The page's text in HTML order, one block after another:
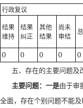
行政复议
结果
维持
结果
纠正
其他
结果
尚未
审结
0 0 0 0 0
五、 存在的主要问题及
主要问题：一是由于审
全面，存在个别问题不能